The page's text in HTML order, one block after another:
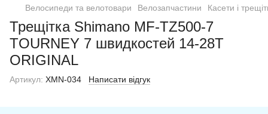
Велосипеди та велотовари Велозапчастини Касети і
Трещітка Shimano MF-TZ500-7
TOURNEY 7 швидкостей 14-28T
ORIGINAL
Артикул: XMN-034 Написати відгук